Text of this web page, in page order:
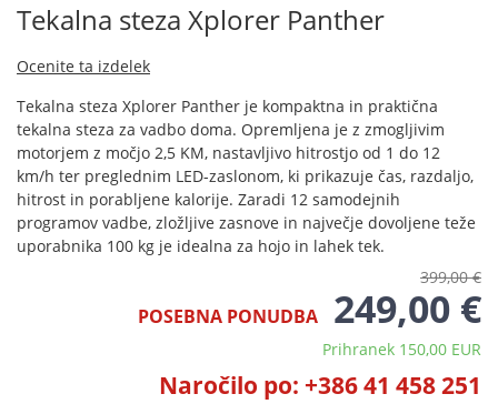
Tekalna steza Xplorer Panther
Ocenite ta izdelek
Tekalna steza Xplorer Panther je kompaktna in praktična
tekalna steza za vadbo doma. Opremljena je z zmogljivim
motorjem z močjo 2,5 KM, nastavljivo hitrostjo od 1 do 12
km/h ter preglednim LED-zaslonom, ki prikazuje čas, razdaljo,
hitrost in porabljene kalorije. Zaradi 12 samodejnih
programov vadbe, zložljive zasnove in največje dovoljene teže
uporabnika 100 kg je idealna za hojo in lahek tek.
399,00 €
POSEBNA PONUDBA 249,00 €
Prihranek 150,00 EUR
Naročilo po: +386 41 458 251